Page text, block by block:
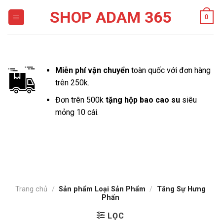
SHOP ADAM 365 0
Miễn phí vận chuyểntoàn quốc với đơn hàng
trên 250k.
Đơn trên 500k tặng hộp bao cao susiêu
mỏng 10 cái.
Trang chủ / Sản phẩm Loại Sản Phẩm / Tăng Sự Hưng
Phấn
LỌC